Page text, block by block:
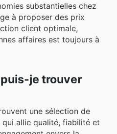
substantielles chez
à proposer des prix
client optimale,
affaires est toujours à
je trouver
une sélection de
allie qualité, fiabilité et